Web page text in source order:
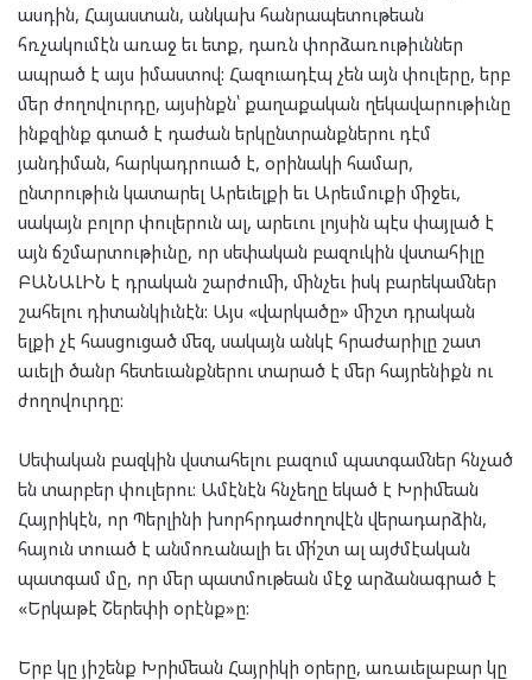
ասդին, Հայաստան, անկախ հանրապետութեան
հռչակումէն առաջ եւ ետք, դառն փորձառութիւններ
ապրած է այս իմաստով: Հազուադէպ չեն այն փուլերը, երբ
մեր ժողովուրդը, այսինքն՝ քաղաքական ղեկավարութիւնը
ինքզինք գտած է դաժան երկընտրանքներու դէմ
յանդիման, հարկադրուած է, օրինակի համար,
ընտրութիւն կատարել Արեւելքի եւ Արեւմուքի միջեւ,
սակայն բոլոր փուլերուն ալ, արեւու լոյսին պէս փայլած է
այն ճշմարտութիւնը, որ սեփական բազուկին վստահիլը
ԲԱՆԱԼԻՆ է դրական շարժումի, մինչեւ իսկ բարեկամներ
շահելու դիտանկիւնէն: Այս «վարկածը» միշտ դրական
ելքի չէ հասցուցած մեզ, սակայն անկէ հրաժարիլը շատ
աւելի ծանր հետեւանքներու տարած է մեր հայրենիքն ու
ժողովուրդը:
Սեփական բազկին վստահելու բազում պատգամներ հնչած
են տարբեր փուլերու: Ամէնէն հնչեղը եկած է Խրիմեան
Հայրիկէն, որ Պերլինի խորհրդաժողովէն վերադարձին,
հայուն տուած է անմոռանալի եւ մի՛շտ ալ այժմէական
պատգամ մը, որ մեր պատմութեան մէջ արձանագրած է
«Երկաթէ Շերեփի օրէնք»ը:
Երբ կը յիշենք Խրիմեան Հայրիկի օրերը, առաւելաբար կը